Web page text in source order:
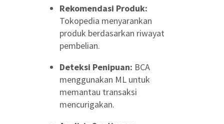
Rekomendasi Produk:
Tokopedia menyarankan
produk berdasarkan riwayat
pembelian.
Deteksi Penipuan: BCA
menggunakan ML untuk
memantau transaksi
mencurigakan.